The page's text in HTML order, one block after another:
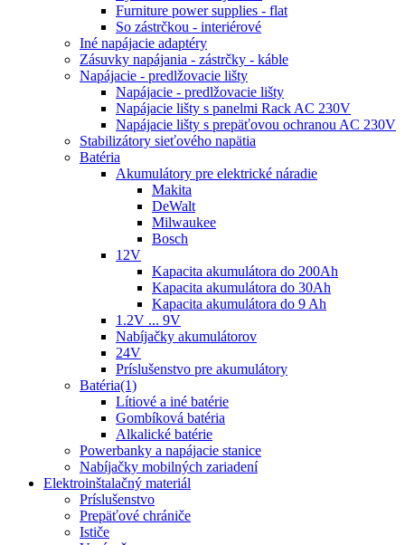
Furniture power supplies - flat
So zástrčkou - interiérové
Iné napájacie adaptéry
Zásuvky napájania - zástrčky - káble
Napájacie - predlžovacie lišty
Napájacie - predlžovacie lišty
Napájacie lišty s panelmi Rack AC 230V
Napájacie lišty s prepäťovou ochranou AC 230V
Stabilizátory sieťového napätia
Batéria
Akumulátory pre elektrické náradie
Makita
DeWalt
Milwaukee
Bosch
12V
Kapacita akumulátora do 200Ah
Kapacita akumulátora do 30Ah
Kapacita akumulátora do 9 Ah
1.2V ... 9V
Nabíjačky akumulátorov
24V
Príslušenstvo pre akumulátory
Batéria(1)
Lítiové a iné batérie
Gombíková batéria
Alkalické batérie
Powerbanky a napájacie stanice
Nabíjačky mobilných zariadení
Elektroinštalačný materiál
Príslušenstvo
Prepäťové chrániče
Ističe